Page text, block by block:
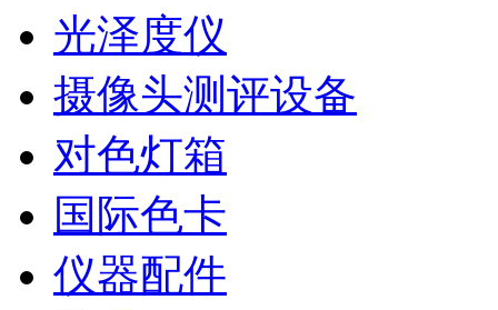
光泽度仪
摄像头测评设备
对色灯箱
国际色卡
仪器配件